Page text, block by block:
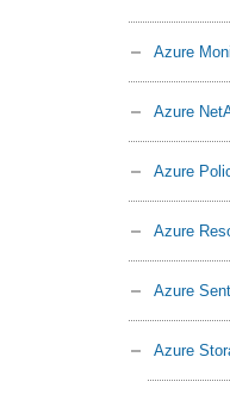
Azure
Azure
Azure
Azure
Azure
Azure